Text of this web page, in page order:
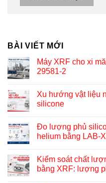
BÀI VIẾT MỚI
Máy XRF cho xi
29581-2
Xu hướng vật liệu
silicone
Đo lượng phủ
helium bằng LAB-
Kiểm soát chất
bằng XRF: lượng